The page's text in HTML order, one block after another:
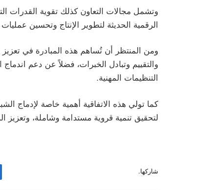
وتشمل مجالات التعاون كذلك تقوية القدرات
الرقمية الحديثة لتطوير الإنتاج وتحسين
ومن المنتظر أن تُساهم هذه المبادرة في تعزيز
والتقييم وتبادل الخبرات، فضلاً عن دعم
التنظيمات المهنية.
كما تولي هذه الاتفاقية أهمية خاصة لإدماج
لتحقيق تنمية قروية مستدامة وشاملة، وتعزيز
شاركها.